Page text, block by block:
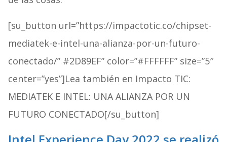
[su_button url=”https://impactotic.co/chipset-
mediatek-e-intel-una-alianza-por-un-futuro-
conectado/” #2D89EF” color=”#FFFFFF” size=”5″
center=”yes”]Lea también en Impacto TIC:
MEDIATEK E INTEL: UNA ALIANZA POR UN
FUTURO CONECTADO[/su_button]